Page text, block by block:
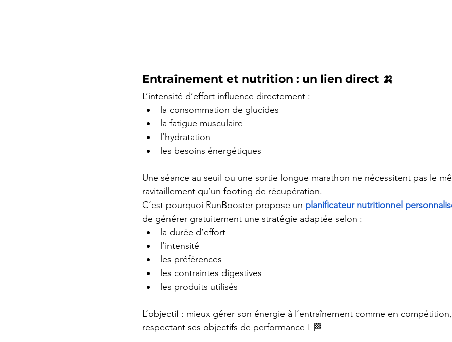
Entraînement et nutrition : un lien direct 🍌
L’intensité d’effort influence directement :
la consommation de glucides
la fatigue musculaire
l’hydratation
les besoins énergétiques
Une séance au seuil ou une sortie longue marathon ne nécessitent pas le
ravitaillement qu’un footing de récupération.
C’est pourquoi RunBooster propose un planificateur nutritionnel
de générer gratuitement une stratégie adaptée selon :
la durée d’effort
l’intensité
les préférences
les contraintes digestives
les produits utilisés
L’objectif : mieux gérer son énergie à l’entraînement comme en
respectant ses objectifs de performance ! 🏁